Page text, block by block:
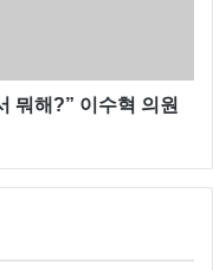
겠지 하고 운전대를
이용하시기 바랍니
뭐해?” 이수혁 의원